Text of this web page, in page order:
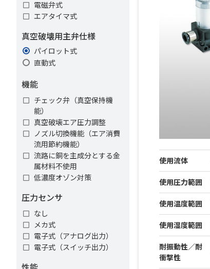
電磁弁式
エアタイマ式
真空破壊用主弁仕様
パイロット式
直動式
機能
チェック弁（真空保持機
能）
真空破壊エア圧力調整
ノズル切換機能（エア消費
流用節約機能）
流路に銅を主成分とする金
属材料不使用
低濃度オゾン対策
圧力センサ
なし
メカ式
電子式（アナログ出力）
電子式（スイッチ出力）
使用流体
使用圧力範囲
使用温度範囲
使用湿度範囲
耐振動性／耐
衝撃性